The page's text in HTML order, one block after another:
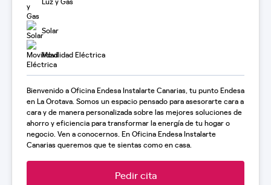
Solar
Movilidad Eléctrica
Bienvenido a Oficina Endesa Instalarte Canarias, tu punto Endesa
en La Orotava. Somos un espacio pensado para asesorarte cara a
cara y de manera personalizada sobre las mejores soluciones de
ahorro y eficiencia para transformar la energía de tu hogar o
negocio. Ven a conocernos. En Oficina Endesa Instalarte
Canarias queremos que te sientas como en casa.
Pedir cita